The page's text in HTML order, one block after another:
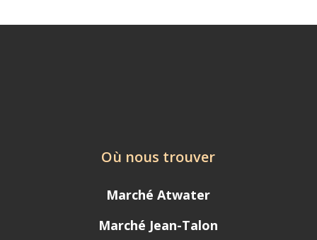
Où nous trouver
Marché Atwater
Marché Jean-Talon